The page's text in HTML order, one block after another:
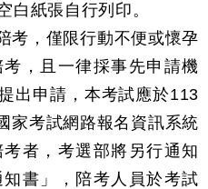
白紙張自行列印。
考，僅限行動不便或懷孕
，且一律採事先申請機
出申請，本考試應於113
家考試網路報名資訊系統
者，考選部將另行通知
書」，陪考人員於考試